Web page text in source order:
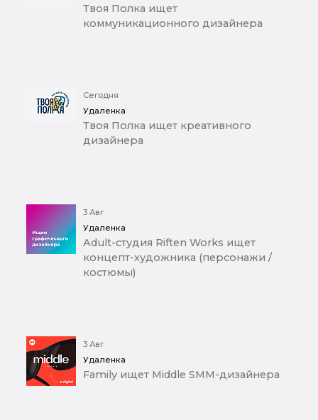
Твоя Полка ищет
коммуникационного дизайнера
Сегодня
Удаленка
Твоя Полка ищет креативного
дизайнера
3 Авг
Удаленка
Adult-студия Riften Works ищет
концепт-художника (персонажи /
костюмы)
3 Авг
Удаленка
Family ищет Middle SMM-дизайнера